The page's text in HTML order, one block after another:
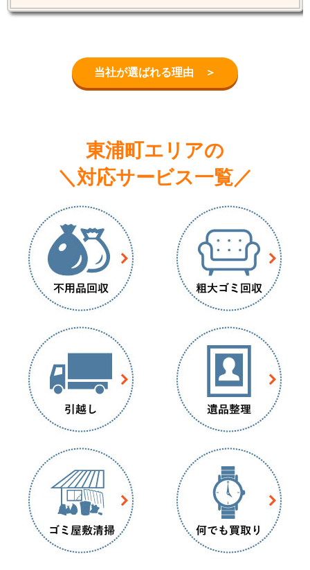
当社が選ばれる理由 ＞
東浦町エリアの
＼対応サービス一覧／